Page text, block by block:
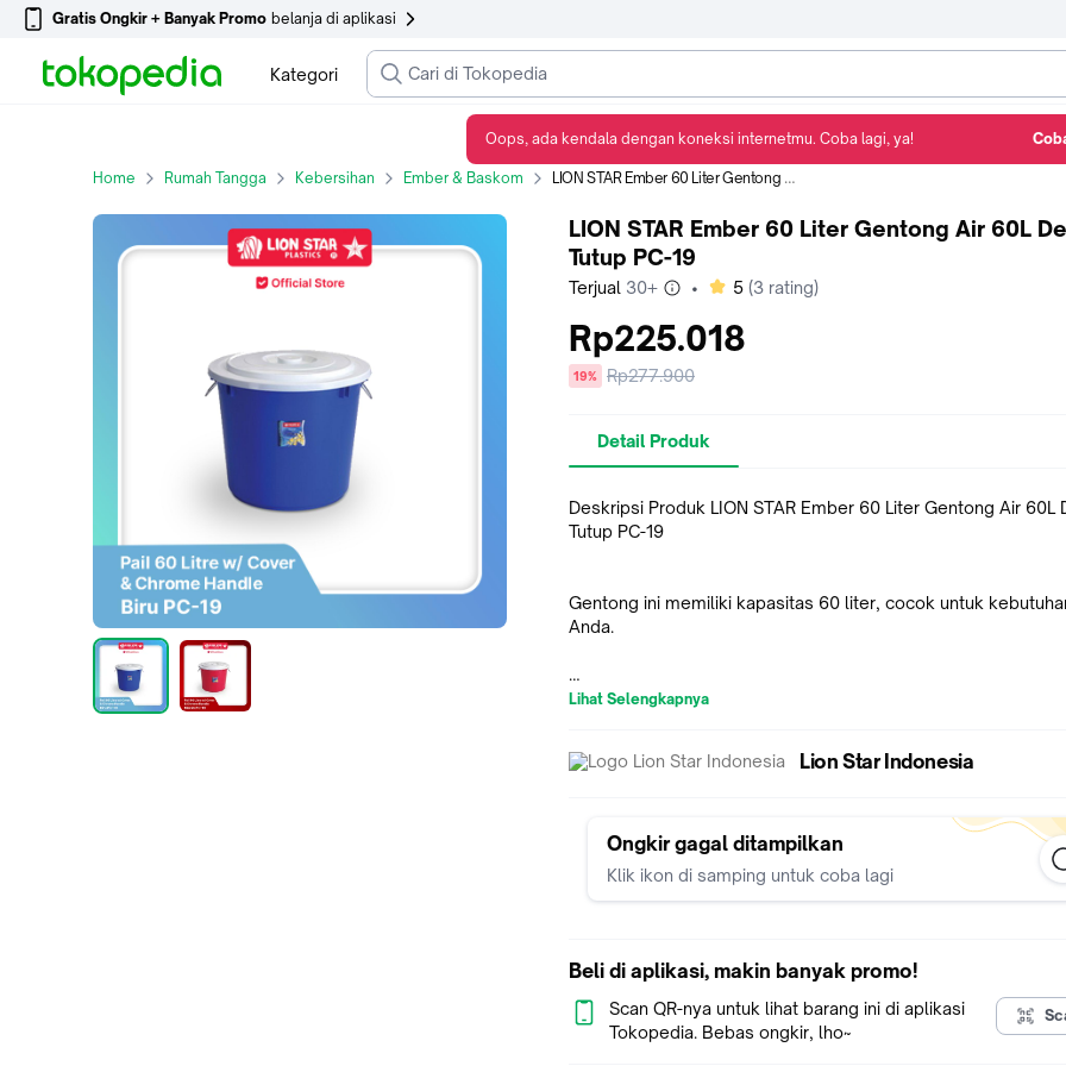
Gratis Ongkir + Banyak Promo belanja di aplikasi
Kategori
Home Rumah Tangga Kebersihan Ember & Baskom LION STAR Ember 60 Liter Gentong Air 60L Dengan Tutup PC-19
LION STAR Ember 60 Liter Gentong Air 60L
Tutup PC-19
Terjual 30+ • bintang
5 (3 rating)
Rp225.018
diskon
19%
Harga
Rp277.900
Detail Produk
Deskripsi Produk LION STAR Ember 60 Liter Gentong Air 60L
Tutup PC-19
Gentong ini memiliki kapasitas 60 liter, cocok untuk
Anda.
Dilengkapi dengan tutup PC-19, menjaga kebersihan dan
LION STAR, dikenal dengan produk-produknya yang praktis
kapasitas: 60 liter
tutup: PC-19
merk: LION STAR
Lihat Selengkapnya
Lion Star Indonesia
Ongkir gagal ditampilkan
Klik ikon di samping untuk coba lagi
Beli di aplikasi, makin banyak promo!
Scan QR-nya untuk lihat barang ini di aplikasi
Tokopedia. Bebas ongkir, lho~
Oops, ada kendala dengan koneksi internetmu. Coba lagi, ya!